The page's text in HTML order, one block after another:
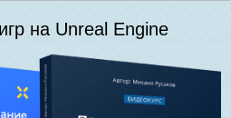
на Unreal Engine